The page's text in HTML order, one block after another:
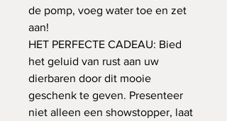
de pomp, voeg water toe en zet
aan!
HET PERFECTE CADEAU: Bied
het geluid van rust aan uw
dierbaren door dit mooie
geschenk te geven. Presenteer
niet alleen een showstopper, laat